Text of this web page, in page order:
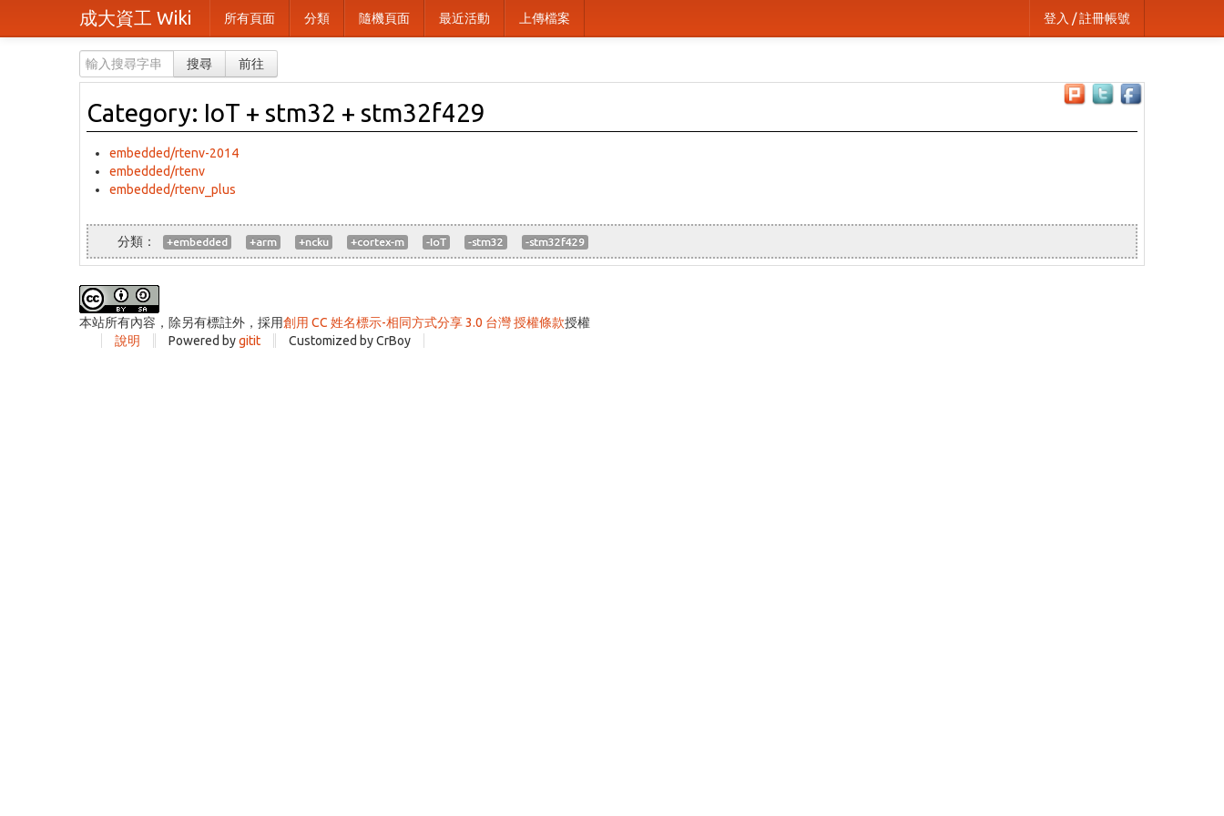
成大資工 Wiki 所有頁面 分類 隨機頁面 最近活動 上傳檔案 登入 / 註冊帳號
搜尋 前往
Category: IoT + stm32 + stm32f429
embedded/rtenv-2014
embedded/rtenv
embedded/rtenv_plus
+embedded +arm +ncku +cortex-m -IoT -stm32 -stm32f429
本站所有內容，除另有標註外，採用創用 CC 姓名標示-相同方式分享 3.0 台灣 授權條款授權
說明
Powered bygitit Customized by CrBoy